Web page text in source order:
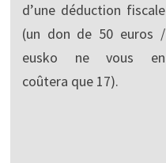
d’une déduction fiscale
(un don de 50 euros /
eusko ne vous en
coûtera que 17).